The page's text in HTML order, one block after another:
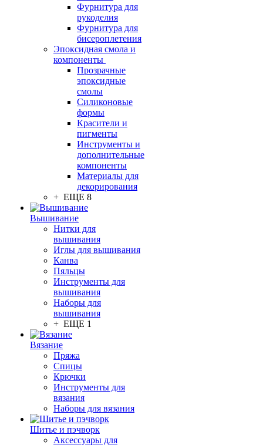
Фурнитура для
рукоделия
Фурнитура для
бисероплетения
Эпоксидная смола и
компоненты
Прозрачные
эпоксидные
смолы
Силиконовые
формы
Красители и
пигменты
Инструменты и
дополнительные
компоненты
Материалы для
декорирования
+ ЕЩЕ 8
Вышивание
Нитки для
вышивания
Иглы для вышивания
Канва
Пяльцы
Инструменты для
вышивания
Наборы для
вышивания
+ ЕЩЕ 1
Вязание
Пряжа
Спицы
Крючки
Инструменты для
вязания
Наборы для вязания
Шитье и пэчворк
Аксессуары для